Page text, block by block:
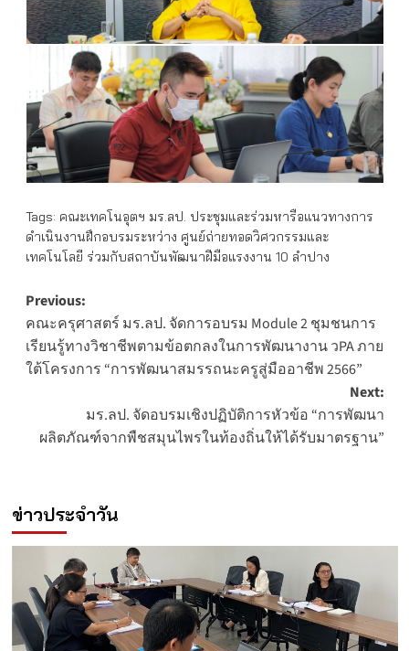
Tags: คณะเทคโนอุตฯ มร.ลป. ประชุมและร่วมหารือแนวทางการ
ดำเนินงานฝึกอบรมระหว่าง ศูนย์ถ่ายทอดวิศวกรรมและ
เทคโนโลยี ร่วมกับสถาบันพัฒนาฝีมือแรงงาน 10 ลำปาง
Post
navigation
Previous:
คณะครุศาสตร์ มร.ลป. จัดการอบรม Module 2 ชุมชนการ
เรียนรู้ทางวิชาชีพตามข้อตกลงในการพัฒนางาน วPA ภาย
ใต้โครงการ “การพัฒนาสมรรถนะครูสู่มืออาชีพ 2566”
Next:
มร.ลป. จัดอบรมเชิงปฏิบัติการหัวข้อ “การพัฒนา
ผลิตภัณฑ์จากพืชสมุนไพรในท้องถิ่นให้ได้รับมาตรฐาน”
ข่าวประจำวัน